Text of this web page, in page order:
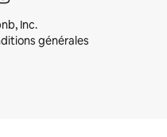
Inc.
générales